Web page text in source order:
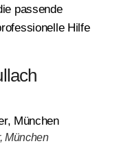
passende
Hilfe
München